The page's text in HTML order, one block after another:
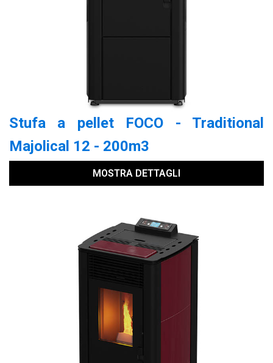
Stufa a pellet FOCO - Traditional
Majolical 12 - 200m3
MOSTRA DETTAGLI